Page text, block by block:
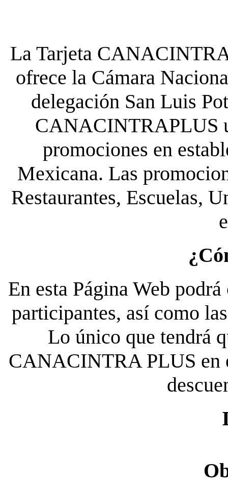
La Tarjeta
ofrece la Cámara
delegación San Luis
CANACINTRAPLUS
promociones en
Mexicana. Las
Restaurantes, Escuelas,
En esta Página Web
participantes, así como
Lo único que tendrá
CANACINTRA PLUS en